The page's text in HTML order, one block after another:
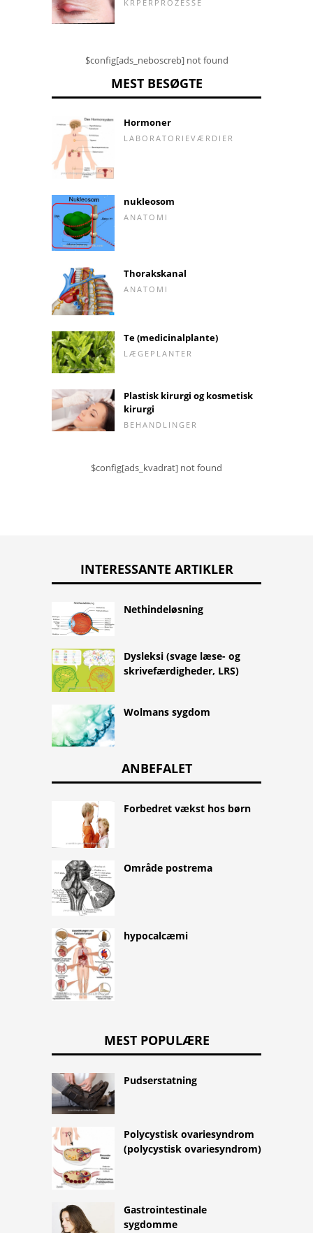
KRPERPROZESSE
$config[ads_neboscreb] not found
MEST BESØGTE
Hormoner
LABORATORIEVÆRDIER
nukleosom
ANATOMI
Thorakskanal
ANATOMI
Te (medicinalplante)
LÆGEPLANTER
Plastisk kirurgi og kosmetisk
kirurgi
BEHANDLINGER
$config[ads_kvadrat] not found
INTERESSANTE ARTIKLER
Nethindeløsning
Dysleksi (svage læse- og
skrivefærdigheder, LRS)
Wolmans sygdom
ANBEFALET
Forbedret vækst hos børn
Område postrema
hypocalcæmi
MEST POPULÆRE
Pudserstatning
Polycystisk ovariesyndrom
(polycystisk ovariesyndrom)
Gastrointestinale
sygdomme